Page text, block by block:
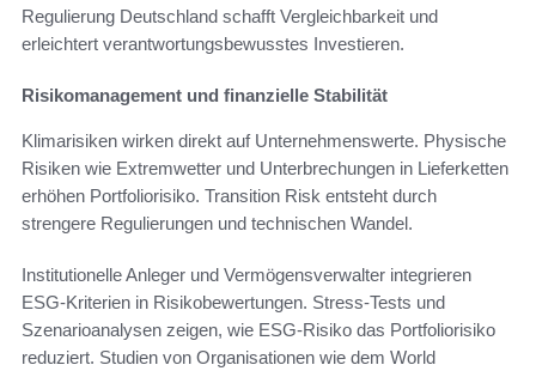
Regulierung Deutschland schafft Vergleichbarkeit und
erleichtert verantwortungsbewusstes Investieren.
Risikomanagement und finanzielle Stabilität
Klimarisiken wirken direkt auf Unternehmenswerte. Physische
Risiken wie Extremwetter und Unterbrechungen in Lieferketten
erhöhen Portfoliorisiko. Transition Risk entsteht durch
strengere Regulierungen und technischen Wandel.
Institutionelle Anleger und Vermögensverwalter integrieren
ESG-Kriterien in Risikobewertungen. Stress-Tests und
Szenarioanalysen zeigen, wie ESG-Risiko das Portfoliorisiko
reduziert. Studien von Organisationen wie dem World